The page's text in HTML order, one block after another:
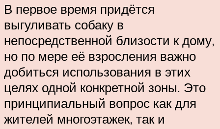
В первое время придётся
выгуливать собаку в
непосредственной близости к дому,
но по мере её взросления важно
добиться использования в этих
целях одной конкретной зоны. Это
принципиальный вопрос как для
жителей многоэтажек, так и